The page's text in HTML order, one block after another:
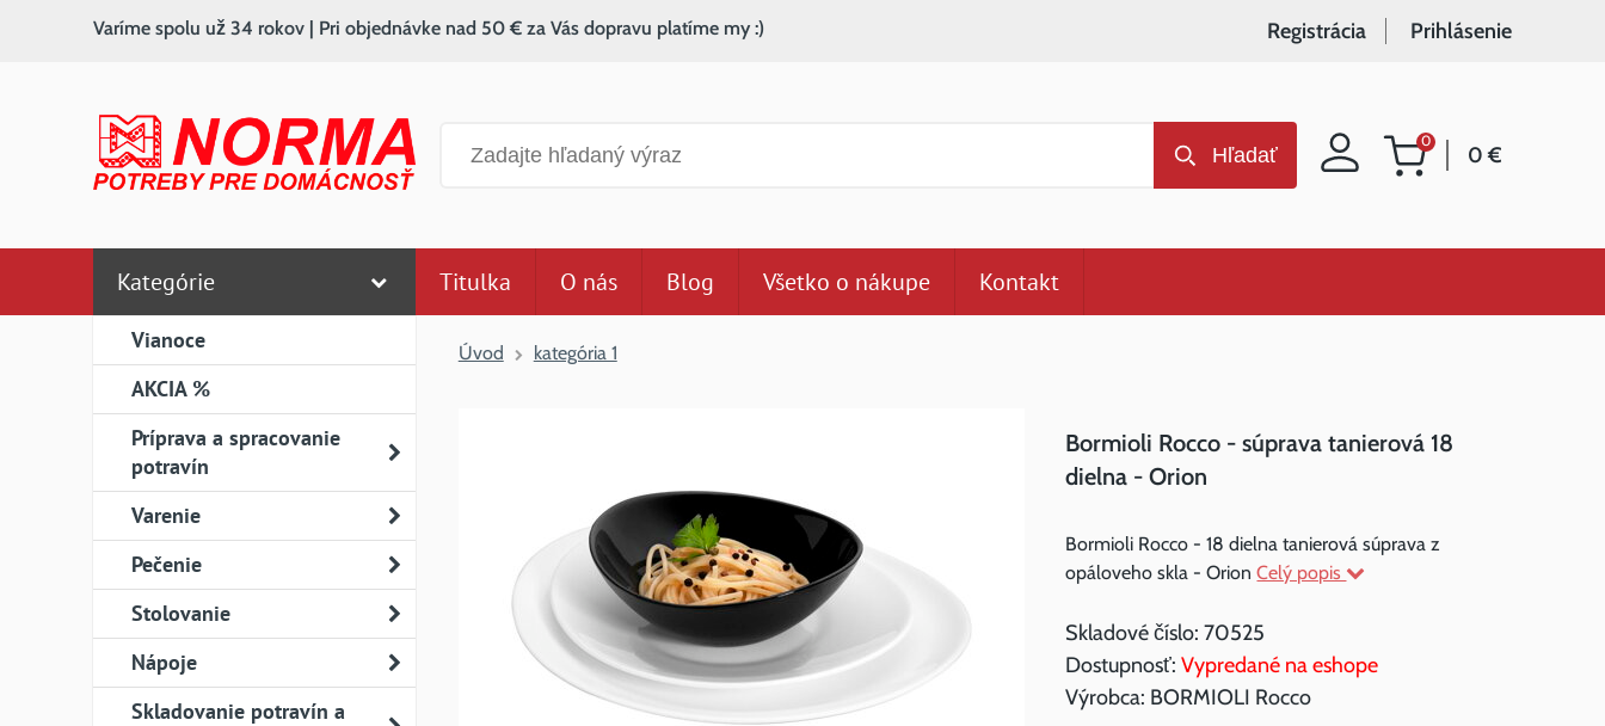
Nákupný
0
0 €
Hľadať
Varíme spolu už 34 rokov | Pri objednávke nad 50 € za Vás dopravu platíme my :) Registrácia Prihlásenie
Kategórie
Vianoce
AKCIA %
Príprava a spracovanie
potravín
Varenie
Pečenie
Stolovanie
Nápoje
Skladovanie potravín a
Titulka O nás Blog Všetko o nákupe Kontakt
Úvod kategória 1
Bormioli Rocco - súprava tanierová 18
dielna - Orion
Bormioli Rocco - 18 dielna tanierová súprava z
opáloveho skla - Orion Celý popis
Skladové číslo:70525
Dostupnosť:Vypredané na eshope
Výrobca: BORMIOLI Rocco